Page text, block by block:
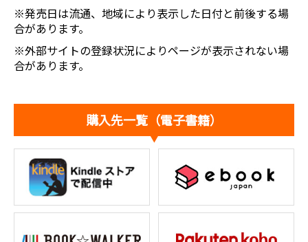
※発売日は流通、地域により表示した日付と前後する場
合があります。
※外部サイトの登録状況によりページが表示されない場
合があります。
購入先一覧（電子書籍）